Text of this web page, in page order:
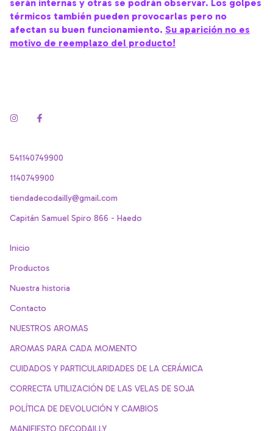
serán internas y otras se podrán observar. Los golpes
térmicos también pueden provocarlas pero no
afectan su buen funcionamiento. Su aparición no es
motivo de reemplazo del producto!
541140749900
1140749900
tiendadecodailly@gmail.com
Capitán Samuel Spiro 866 - Haedo
Inicio
Productos
Nuestra historia
Contacto
NUESTROS AROMAS
AROMAS PARA CADA MOMENTO
CUIDADOS Y PARTICULARIDADES DE LA CERÁMICA
CORRECTA UTILIZACIÓN DE LAS VELAS DE SOJA
POLÍTICA DE DEVOLUCIÓN Y CAMBIOS
MANIFIESTO DECODAILLY